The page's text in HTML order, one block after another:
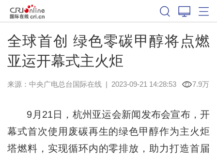
全球首创 绿色零碳甲醇将点燃
亚运开幕式主火炬
来源： 中央广电总台国际在线| 2023-09-21 14:28:53 7.9万
9月21日，杭州亚运会新闻发布会宣布，开
幕式首次使用废碳再生的绿色甲醇作为主火炬
塔燃料，实现循环内的零排放，助力打造首届